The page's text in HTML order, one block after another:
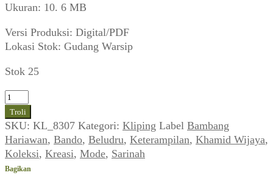
Ukuran: 10. 6 MB
Versi Produksi: Digital/PDF
Lokasi Stok: Gudang Warsip
Stok 25
Kuantitas
Bando,
Aksi
Satu
Untuk
Seribu
Troli
SKU: KL_8307 Kategori: Kliping Label Bambang
Hariawan, Bando, Beludru, Keterampilan, Khamid Wijaya,
Koleksi, Kreasi, Mode, Sarinah
Bagikan